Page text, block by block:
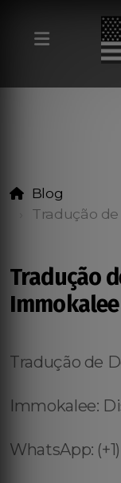
Blog
Tradução
Tradução
Immokalee
Tradução de
Immokalee:
WhatsApp: